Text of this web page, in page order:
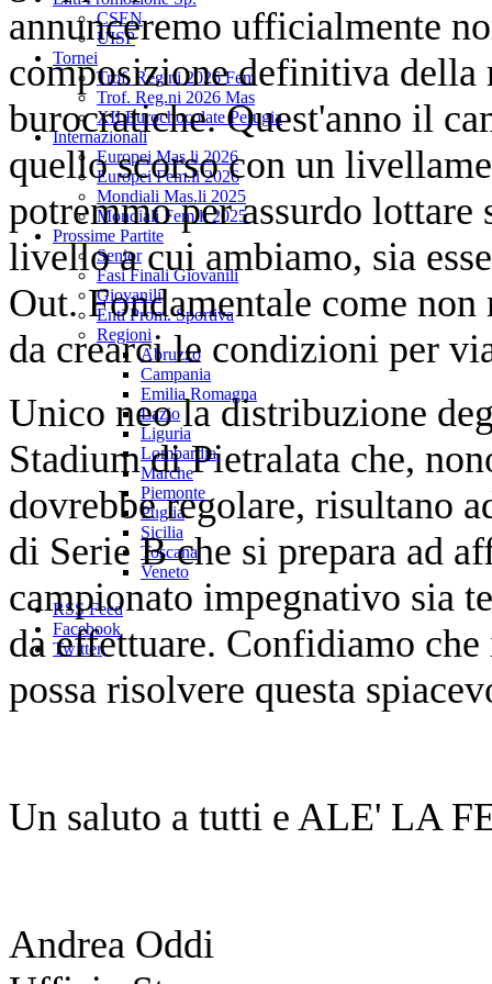
CSEN
UISP
Tornei
Trof. Reg.ni 2026 Fem
Trof. Reg.ni 2026 Mas
XII Eurochocolate Perugia
Internazionali
Europei Mas.li 2026
Europei Fem.li 2026
Mondiali Mas.li 2025
Mondiali Fem.li 2025
Prossime Partite
Senior
Fasi Finali Giovanili
Giovanili
Enti Prom. Sportiva
Regioni
Abruzzo
Campania
Emilia Romagna
Lazio
Liguria
Lombardia
Marche
Piemonte
Puglia
Sicilia
Toscana
Veneto
RSS Feed
Facebook
Twitter
annunceremo ufficialmente
composizione definitiva
burocratiche. Quest'anno il
quello scorso con un
potremmo per assurdo
livello a cui ambiamo, sia
Out. Fondamentale come
da crearci le condizioni per
Unico neo la distribuzione
Stadium di Pietralata che,
dovrebbe regolare, risultano
di Serie B che si prepara ad
campionato impegnativo sia
da effettuare. Confidiamo
possa risolvere questa
Un saluto a tutti e ALE' LA
Andrea Oddi